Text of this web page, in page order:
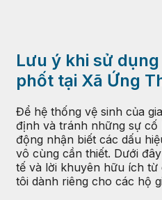
Lưu ý khi sử
phốt tại Xã Ứng
Để hệ thống vệ sinh của
định và tránh những sự
động nhận biết các dấu
vô cùng cần thiết. Dưới
tế và lời khuyên hữu ích
tôi dành riêng cho các hộ